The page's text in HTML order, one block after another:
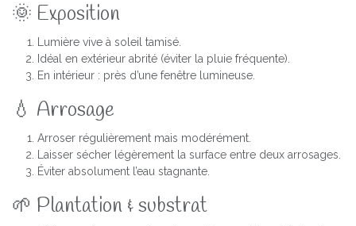
🌞 Exposition
Lumière vive à soleil tamisé.
Idéal en extérieur abrité (éviter la pluie fréquente).
En intérieur : près d’une fenêtre lumineuse.
💧 Arrosage
Arroser régulièrement mais modérément.
Laisser sécher légèrement la surface entre deux arrosages.
Éviter absolument l’eau stagnante.
🌱 Plantation & substrat